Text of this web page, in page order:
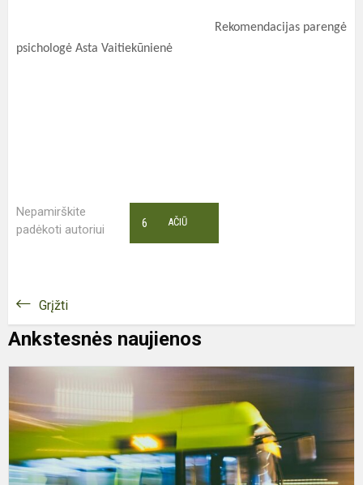
Rekomendacijas parengė
psichologė Asta Vaitiekūnienė
Nepamirškite
padėkoti autoriui
AČIŪ
6
Grįžti
Ankstesnės naujienos